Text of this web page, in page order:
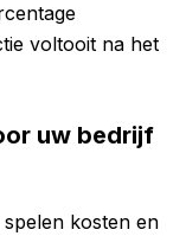
voltooit na het
uw bedrijf
kosten en